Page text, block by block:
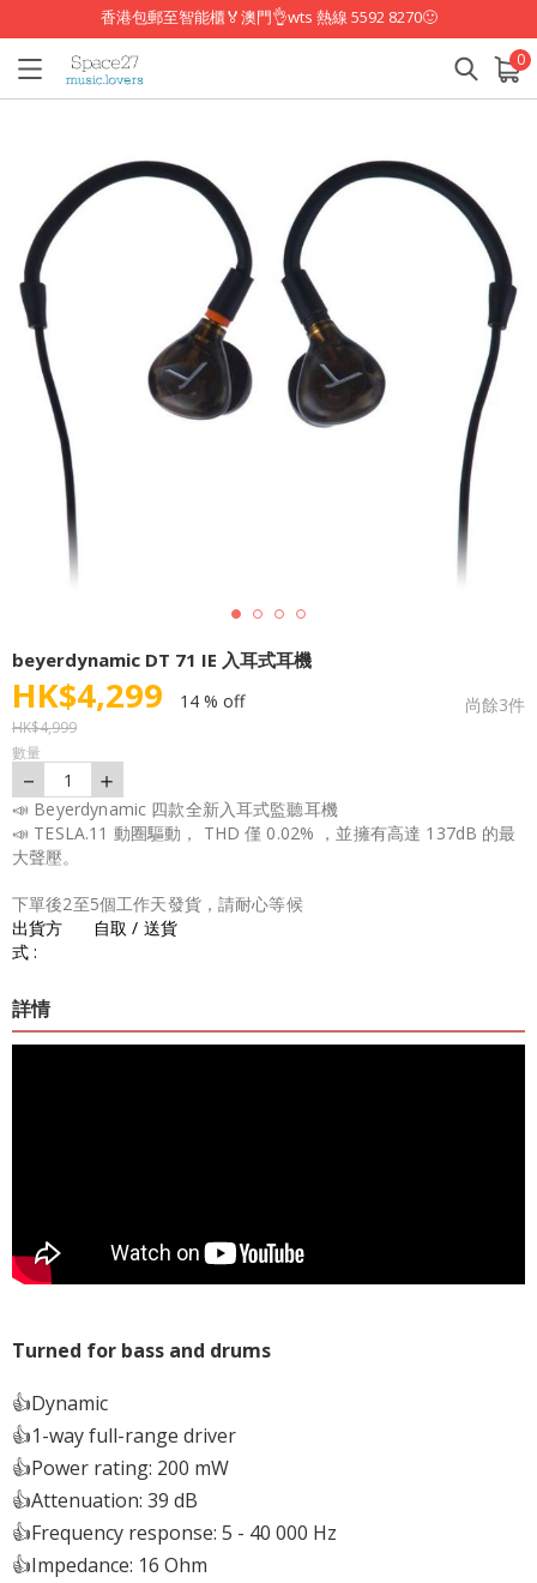
香港包郵至智能櫃🏅澳門👌wts 熱線 5592 8270🙂
0
已加入購物車 查看
beyerdynamic DT 71 IE 入耳式耳機
HK$4,299 14 % off 尚餘3件
HK$4,999
數量
－ 1 ＋
📣 Beyerdynamic 四款全新入耳式監聽耳機
📣 TESLA.11 動圈驅動， THD 僅 0.02% ，並擁有高達 137dB 的最
大聲壓。
下單後2至5個工作天發貨，請耐心等候
出貨方
式 :
自取 / 送貨
詳情
Turned for bass and drums
👍Dynamic
👍1-way full-range driver
👍Power rating: 200 mW
👍Attenuation: 39 dB
👍Frequency response: 5 - 40 000 Hz
👍Impedance: 16 Ohm